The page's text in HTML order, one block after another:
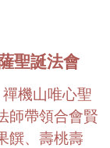
聖誕法會
機山唯心聖
師帶領合會賢
饌、壽桃壽